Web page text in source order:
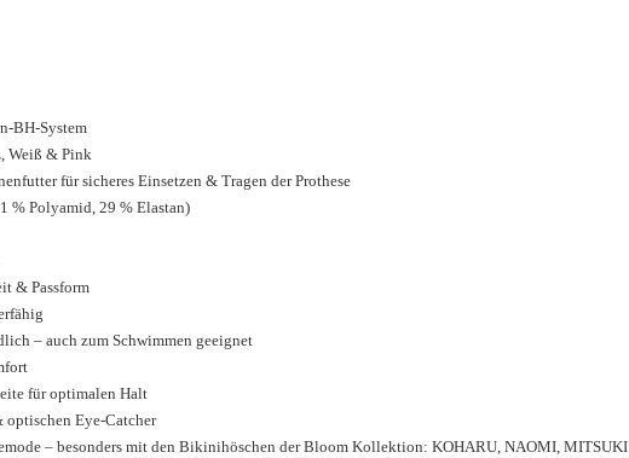
BH-System
Weiß & Pink
für sicheres Einsetzen & Tragen der Prothese
% Polyamid, 29 % Elastan)
& Passform
– auch zum Schwimmen geeignet
für optimalen Halt
Eye-Catcher
– besonders mit den Bikinihöschen der Bloom Kollektion: KOHARU, NAOMI, MITSUKI